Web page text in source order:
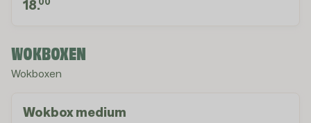
18.
WOKBOXEN
Wokboxen
Wokbox medium